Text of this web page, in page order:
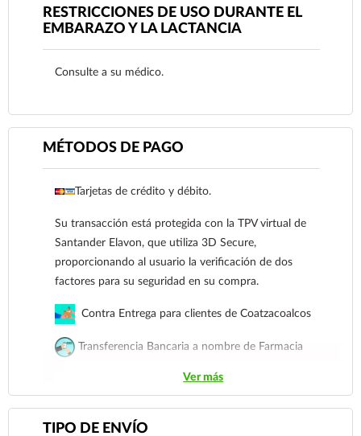
RESTRICCIONES DE USO DURANTE EL
EMBARAZO Y LA LACTANCIA
Consulte a su médico.
Ver más
MÉTODOS DE PAGO
Tarjetas de crédito y débito.
Su transacción está protegida con la TPV virtual de
Santander Elavon, que utiliza 3D Secure,
proporcionando al usuario la verificación de dos
factores para su seguridad en su compra.
Contra Entrega para clientes de Coatzacoalcos
Transferencia Bancaria a nombre de Farmacia
cuenta: Clave: 014854655008143954
Para esta forma de pago el cliente deberá enviar su
Ver más
TIPO DE ENVÍO